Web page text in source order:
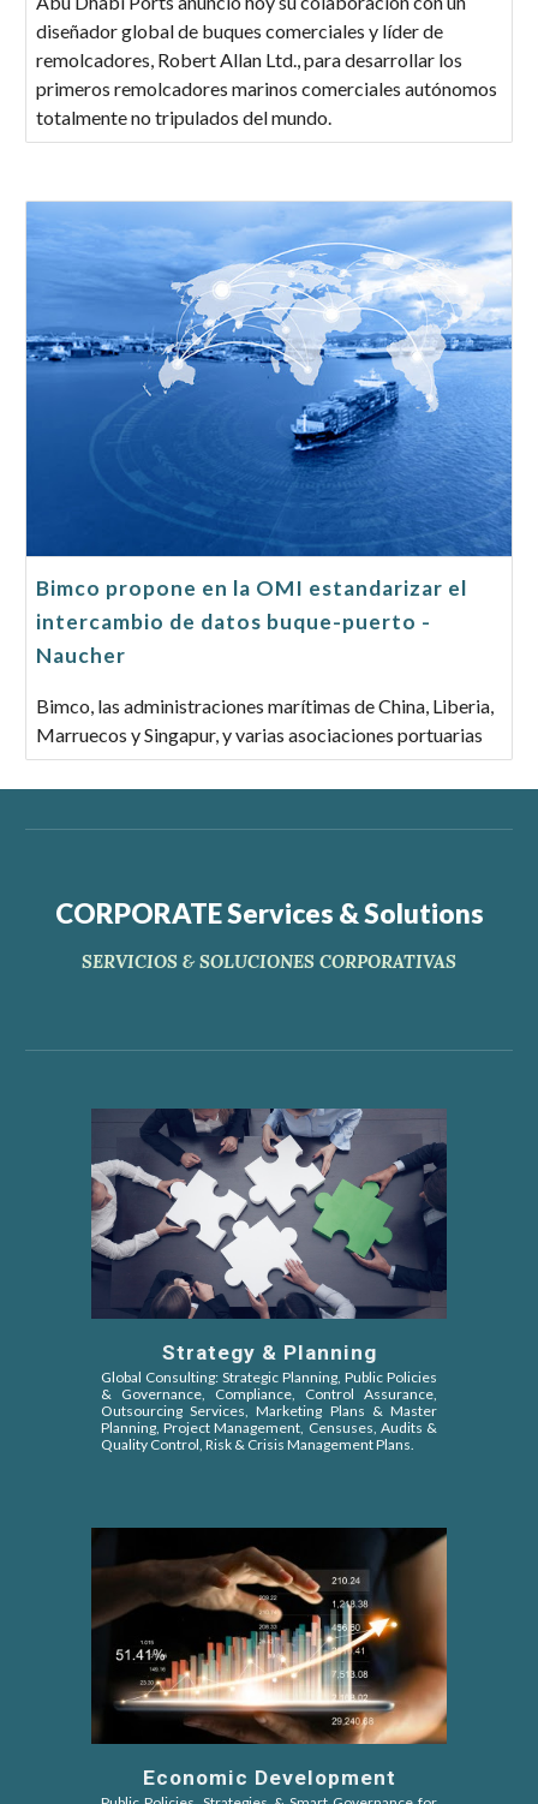
diseñador global de buques comerciales y líder de
remolcadores, Robert Allan Ltd., para desarrollar los
primeros remolcadores marinos comerciales autónomos
totalmente no tripulados del mundo.
Bimco propone en la OMI estandarizar el
intercambio de datos buque-puerto -
Naucher
Bimco, las administraciones marítimas de China, Liberia,
Marruecos y Singapur, y varias asociaciones portuarias
CORPORATE Services & Solutions
SERVICIOS & SOLUCIONES CORPORATIVAS
Strategy & Planning
Global Consulting: Strategic Planning, Public Policies
& Governance, Compliance, Control Assurance,
Outsourcing Services, Marketing Plans & Master
Planning, Project Management, Censuses, Audits &
Quality Control, Risk & Crisis Management Plans.
Economic Development